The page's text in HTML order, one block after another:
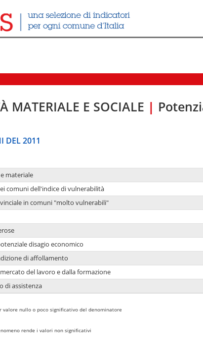
MATERIALE E SOCIALE |
DEL 2011
materiale
comuni dell'indice di vulnerabilità
in comuni "molto vulnerabili"
disagio economico
di affollamento
del lavoro e dalla formazione
di assistenza
valore nullo o poco significativo del denominatore
rende i valori non significativi